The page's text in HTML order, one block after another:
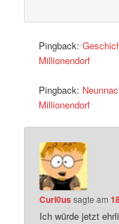
Pingback:
Millionendorf
Pingback:
Millionendorf
Curi0us sagte am
Ich würde jetzt